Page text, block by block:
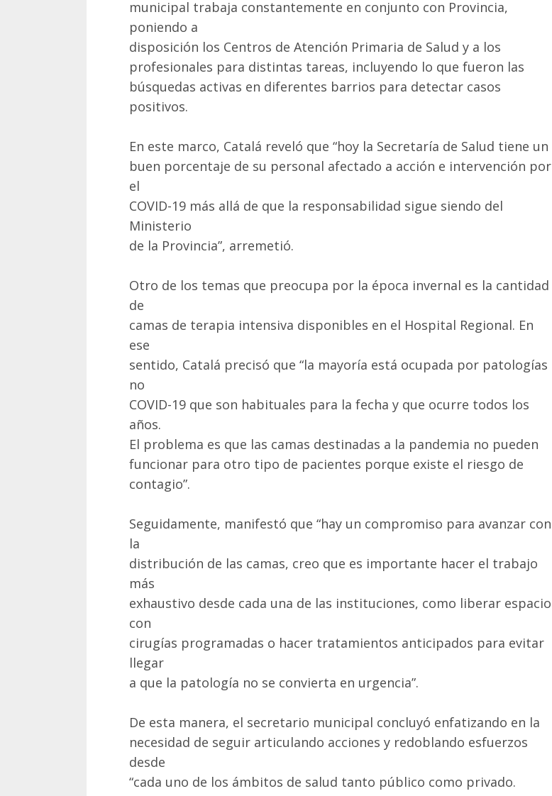
municipal trabaja constantemente en conjunto con Provincia,
poniendo a
disposición los Centros de Atención Primaria de Salud y a los
profesionales para distintas tareas, incluyendo lo que fueron las
búsquedas activas en diferentes barrios para detectar casos
positivos.
En este marco, Catalá reveló que “hoy la Secretaría de Salud tiene un
buen porcentaje de su personal afectado a acción e intervención por
el
COVID-19 más allá de que la responsabilidad sigue siendo del
Ministerio
de la Provincia”, arremetió.
Otro de los temas que preocupa por la época invernal es la cantidad
de
camas de terapia intensiva disponibles en el Hospital Regional. En
ese
sentido, Catalá precisó que “la mayoría está ocupada por patologías
no
COVID-19 que son habituales para la fecha y que ocurre todos los
años.
El problema es que las camas destinadas a la pandemia no pueden
funcionar para otro tipo de pacientes porque existe el riesgo de
contagio”.
Seguidamente, manifestó que “hay un compromiso para avanzar con
la
distribución de las camas, creo que es importante hacer el trabajo
más
exhaustivo desde cada una de las instituciones, como liberar espacio
con
cirugías programadas o hacer tratamientos anticipados para evitar
llegar
a que la patología no se convierta en urgencia”.
De esta manera, el secretario municipal concluyó enfatizando en la
necesidad de seguir articulando acciones y redoblando esfuerzos
desde
“cada uno de los ámbitos de salud tanto público como privado.